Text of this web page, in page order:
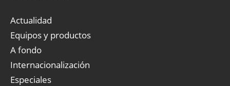
Actualidad
Equipos y productos
A fondo
Internacionalización
Especiales